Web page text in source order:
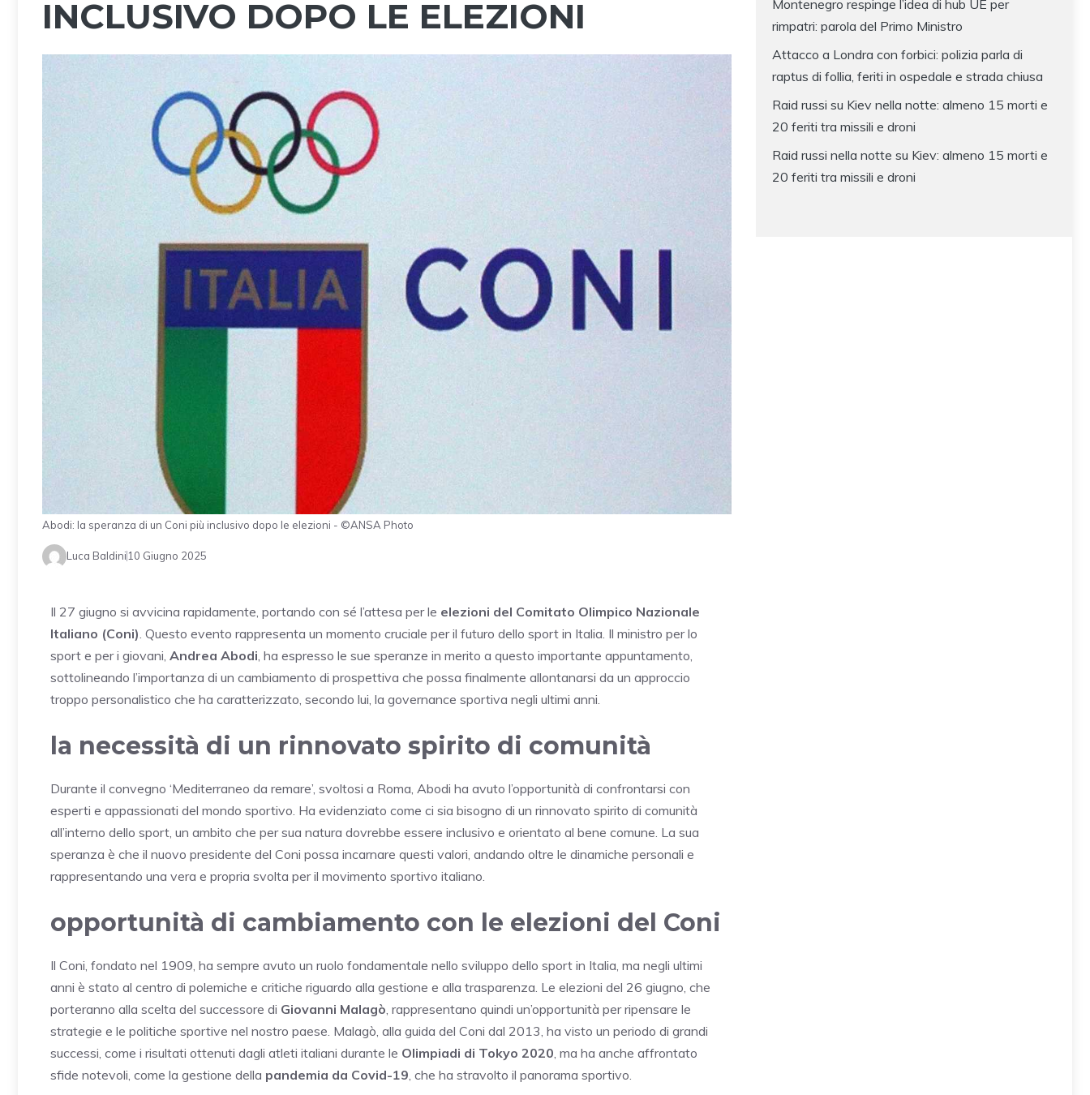
INCLUSIVO DOPO LE ELEZIONI
Abodi: la speranza di un Coni più inclusivo dopo le elezioni - ©ANSA Photo
Luca Baldini10 Giugno 2025
Il 27 giugno si avvicina rapidamente, portando con sé l’attesa per le elezioni del Comitato Olimpico Nazionale
Italiano (Coni) . Questo evento rappresenta un momento cruciale per il futuro dello sport in Italia. Il ministro per lo
sport e per i giovani, Andrea Abodi , ha espresso le sue speranze in merito a questo importante appuntamento,
sottolineando l’importanza di un cambiamento di prospettiva che possa finalmente allontanarsi da un approccio
troppo personalistico che ha caratterizzato, secondo lui, la governance sportiva negli ultimi anni.
la necessità di un rinnovato spirito di comunità
Durante il convegno ‘Mediterraneo da remare’, svoltosi a Roma, Abodi ha avuto l’opportunità di confrontarsi con
esperti e appassionati del mondo sportivo. Ha evidenziato come ci sia bisogno di un rinnovato spirito di comunità
all’interno dello sport, un ambito che per sua natura dovrebbe essere inclusivo e orientato al bene comune. La sua
speranza è che il nuovo presidente del Coni possa incarnare questi valori, andando oltre le dinamiche personali e
rappresentando una vera e propria svolta per il movimento sportivo italiano.
opportunità di cambiamento con le elezioni del Coni
Il Coni, fondato nel 1909, ha sempre avuto un ruolo fondamentale nello sviluppo dello sport in Italia, ma negli ultimi
anni è stato al centro di polemiche e critiche riguardo alla gestione e alla trasparenza. Le elezioni del 26 giugno, che
porteranno alla scelta del successore di Giovanni Malagò , rappresentano quindi un’opportunità per ripensare le
strategie e le politiche sportive nel nostro paese. Malagò, alla guida del Coni dal 2013, ha visto un periodo di grandi
successi, come i risultati ottenuti dagli atleti italiani durante le Olimpiadi di Tokyo 2020 , ma ha anche affrontato
sfide notevoli, come la gestione della pandemia da Covid-19 , che ha stravolto il panorama sportivo.
Montenegro respinge l’idea di hub UE per
rimpatri: parola del Primo Ministro
Attacco a Londra con forbici: polizia parla di
raptus di follia, feriti in ospedale e strada chiusa
Raid russi su Kiev nella notte: almeno 15 morti e
20 feriti tra missili e droni
Raid russi nella notte su Kiev: almeno 15 morti e
20 feriti tra missili e droni